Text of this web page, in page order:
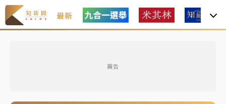
最新
廣告